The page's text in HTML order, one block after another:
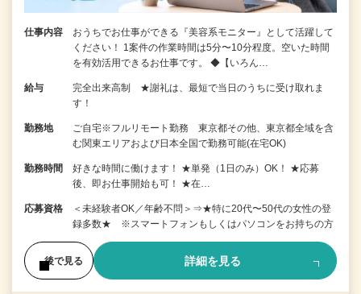
仕事内容
おうちでお仕事ができる『美容系モニター』として活躍して
ください！ 1案件の作業時間は5分〜10分程度。空いた時間
を有効活用できるお仕事です。 ◆【いろん…
給与
完全出来高制 ★謝礼は、最短で当日のうちに受け取れま
す！
勤務地
ご自宅※フルリモート勤務 東京都その他、東京都全域を含
む関東エリアおよび日本全国で勤務可能(在宅OK)
勤務時間
好きな時間に働けます！ ★単発（1日のみ）OK！ ★応募
後、即お仕事開始も可！ ★在…
応募資格
＜未経験者OK／年齢不問＞⇒★特に20代〜50代の女性の登
録多数★ ※スマートフォンもしくはパソコンをお持ちの方
後で見る 詳細を見る